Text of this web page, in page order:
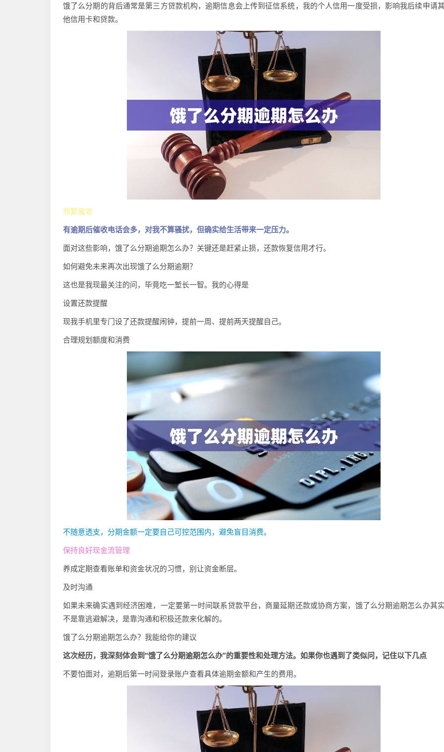
饿了么分期的背后通常是第三方贷款机构，逾期信息会上传到征信系统，我的个人信用一度受损，影响我后续申请
他信用卡和贷款。
频繁催收
有逾期后催收电话会多，对我不算骚扰，但确实给生活带来一定压力。
面对这些影响，饿了么分期逾期怎么办？关键还是赶紧止损，还款恢复信用才行。
如何避免未来再次出现饿了么分期逾期？
这也是我现最关注的问，毕竟吃一堑长一智。我的心得是
设置还款提醒
现我手机里专门设了还款提醒闹钟，提前一周、提前两天提醒自己。
合理规划额度和消费
不随意透支，分期金额一定要自己可控范围内，避免盲目消费。
保持良好现金流管理
养成定期查看账单和资金状况的习惯，别让资金断层。
及时沟通
如果未来确实遇到经济困难，一定要第一时间联系贷款平台，商量延期还款或协商方案，饿了么分期逾期怎么办其
不是靠逃避解决，是靠沟通和积极还款来化解的。
饿了么分期逾期怎么办？我能给你的建议
这次经历，我深刻体会到“饿了么分期逾期怎么办”的重要性和处理方法。如果你也遇到了类似问，记住以下几点
不要怕面对，逾期后第一时间登录账户查看具体逾期金额和产生的费用。